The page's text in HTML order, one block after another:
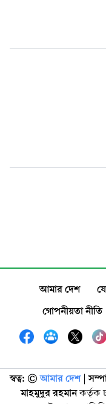
আমার দেশ
গোপনীয়তা নীতি
স্বত্ব: ©️ আমার দেশ|
মাহমুদুর রহমানকর্তৃক